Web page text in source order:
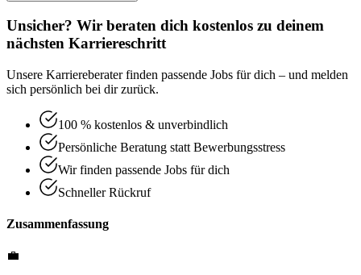
Unsicher? Wir beraten dich kostenlos zu deinem
nächsten Karriereschritt
Unsere Karriereberater finden passende Jobs für dich – und melden
sich persönlich bei dir zurück.
100 % kostenlos & unverbindlich
Persönliche Beratung statt Bewerbungsstress
Wir finden passende Jobs für dich
Schneller Rückruf
Zusammenfassung
💼